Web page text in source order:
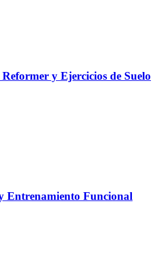
y Ejercicios de Suelo
Entrenamiento Funcional